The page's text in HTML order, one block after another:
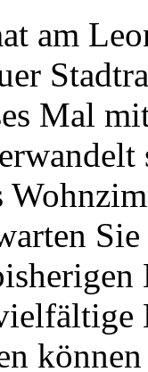
am
Mal